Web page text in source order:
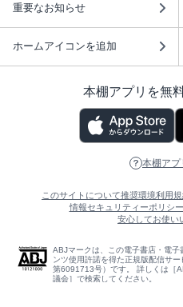
重要なお知らせ
ホームアイコンを追加
本棚アプリを無
本棚アプ
このサイトについて推奨環境利用
情報セキュリティーポリシー
安心してお使い
ABJマークは、この電子書店・電
ンツ使用許諾を得た正規版配信サ
第6091713号）です。 詳しくは［
議会］で検索してください。